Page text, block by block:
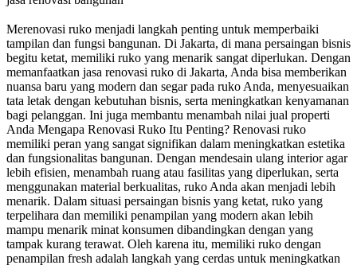
Merenovasi ruko menjadi langkah penting untuk memperbaiki
tampilan dan fungsi bangunan. Di Jakarta, di mana persaingan bisnis
begitu ketat, memiliki ruko yang menarik sangat diperlukan. Dengan
memanfaatkan jasa renovasi ruko di Jakarta, Anda bisa memberikan
nuansa baru yang modern dan segar pada ruko Anda, menyesuaikan
tata letak dengan kebutuhan bisnis, serta meningkatkan kenyamanan
bagi pelanggan. Ini juga membantu menambah nilai jual properti
Anda Mengapa Renovasi Ruko Itu Penting? Renovasi ruko
memiliki peran yang sangat signifikan dalam meningkatkan estetika
dan fungsionalitas bangunan. Dengan mendesain ulang interior agar
lebih efisien, menambah ruang atau fasilitas yang diperlukan, serta
menggunakan material berkualitas, ruko Anda akan menjadi lebih
menarik. Dalam situasi persaingan bisnis yang ketat, ruko yang
terpelihara dan memiliki penampilan yang modern akan lebih
mampu menarik minat konsumen dibandingkan dengan yang
tampak kurang terawat. Oleh karena itu, memiliki ruko dengan
penampilan fresh adalah langkah yang cerdas untuk meningkatkan